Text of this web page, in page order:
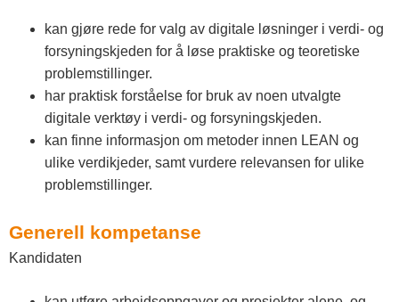
kan gjøre rede for valg av digitale løsninger i verdi- og
forsyningskjeden for å løse praktiske og teoretiske
problemstillinger.
har praktisk forståelse for bruk av noen utvalgte
digitale verktøy i verdi- og forsyningskjeden.
kan finne informasjon om metoder innen LEAN og
ulike verdikjeder, samt vurdere relevansen for ulike
problemstillinger.
Generell kompetanse
Kandidaten